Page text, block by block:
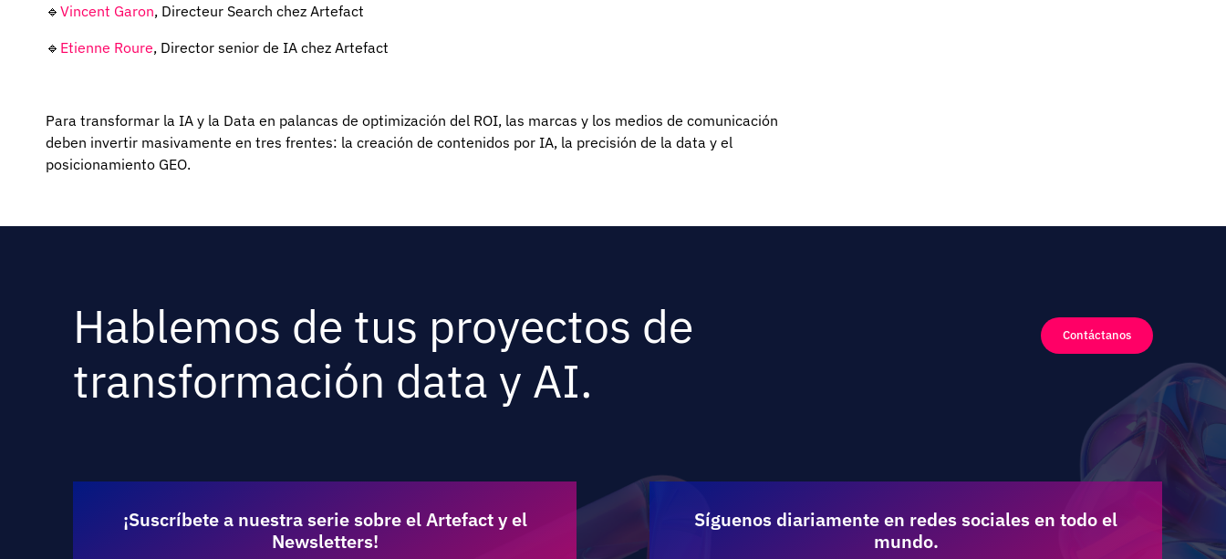
🔹 Vincent Garon, Directeur Search chez Artefact
🔹 Etienne Roure, Director senior de IA chez Artefact
Para transformar la IA y la Data en palancas de optimización del ROI, las marcas y los medios de comunicación
deben invertir masivamente en tres frentes: la creación de contenidos por IA, la precisión de la data y el
posicionamiento GEO.
Hablemos de tus proyectos de
transformación data y AI.
Contáctanos
¡Suscríbete a nuestra serie sobre el Artefact y el
Newsletters!
Síguenos diariamente en redes sociales en todo el
mundo.